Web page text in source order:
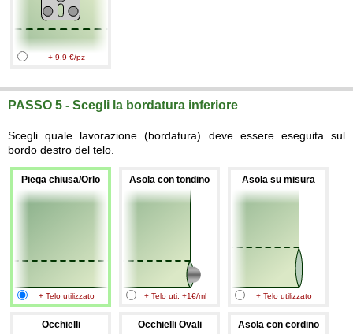
+ 9.9 €/pz
PASSO 5 - Scegli la bordatura inferiore
Scegli quale lavorazione (bordatura) deve essere eseguita sul
bordo destro del telo.
Piega chiusa/Orlo
+ Telo utilizzato
Asola con tondino
+ Telo uti. +1€/ml
Asola su misura
+ Telo utilizzato
Occhielli Occhielli Ovali Asola con cordino